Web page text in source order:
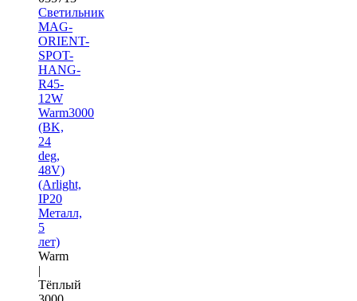
Светильник
MAG-
ORIENT-
SPOT-
HANG-
R45-
12W
Warm3000
(BK,
24
deg,
48V)
(Arlight,
IP20
Металл,
5
лет)
Warm
|
Тёплый